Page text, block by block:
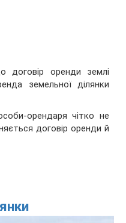
договір оренди землі
земельної ділянки
орендаря чітко не
договір оренди й